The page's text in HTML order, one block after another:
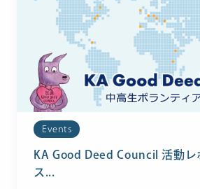
Events
KA Good Deed Council 活動レ
ス...